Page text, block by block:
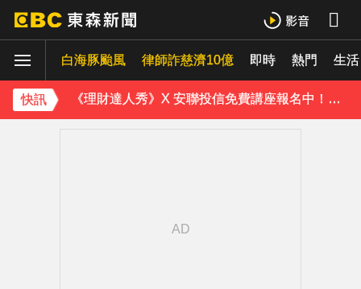
白海豚颱風 律師詐慈濟10億 即時 熱門 生活
快訊
白海豚颱風強襲日本！奄美逾3萬戶停電 沖繩5人受傷
《理財達人秀》X 安聯投信免費講座報名中！搶先卡位 2027